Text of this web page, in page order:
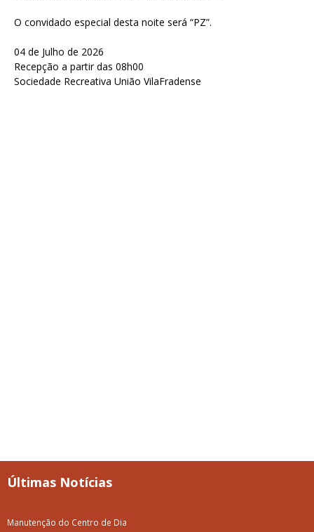
O convidado especial desta noite será “PZ”.
04 de Julho de 2026
Recepção a partir das 08h00
Sociedade Recreativa União VilaFradense
Últimas Notícias
Manutenção do Centro de Dia